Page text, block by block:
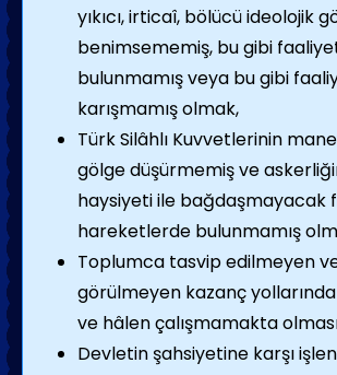
yıkıcı, irticaî, bölücü ideolojik
benimsememiş, bu gibi
bulunmamış veya bu gibi
karışmamış olmak,
Türk Silâhlı Kuvvetlerinin
gölge düşürmemiş ve
haysiyeti ile bağdaşmayacak
hareketlerde bulunmamış
Toplumca tasvip edilmeyen
görülmeyen kazanç yollarında
ve hâlen çalışmamakta
Devletin şahsiyetine karşı